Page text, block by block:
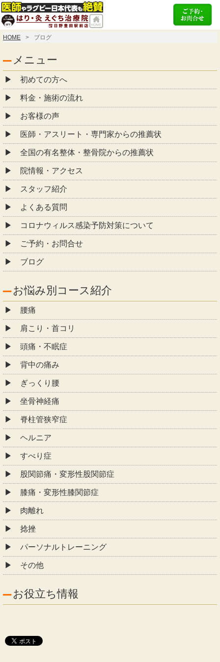
HOME ブログ
メニュー
初めての方へ
料金・施術の流れ
お客様の声
医師・アスリート・専門家からの推薦状
全国の有名整体・整骨院からの推薦状
院情報・アクセス
スタッフ紹介
よくある質問
コロナウィルス感染予防対策について
ご予約・お問合せ
ブログ
お悩み別コース紹介
腰痛
肩こり・首コリ
頭痛・不眠症
背中の痛み
ぎっくり腰
坐骨神経痛
脊柱管狭窄症
ヘルニア
すべり症
股関節痛・変形性股関節症
膝痛・変形性膝関節症
肉離れ
捻挫
パーソナルトレーニング
その他
お役立ち情報